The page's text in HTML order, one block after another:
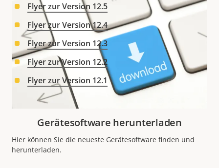
Flyer zur Version 12.5
Flyer zur Version 12.4
Flyer zur Version 12.3
Flyer zur Version 12.2
Flyer zur Version 12.1
Gerätesoftware herunterladen
Hier können Sie die neueste Gerätesoftware finden und
herunterladen.